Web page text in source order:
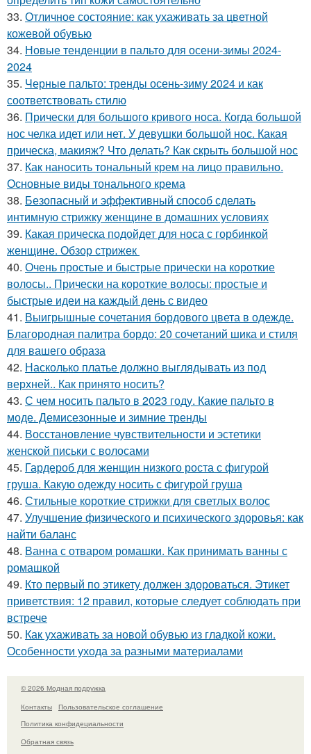
33. Отличное состояние: как ухаживать за цветной
кожевой обувью
34. Новые тенденции в пальто для осени-зимы 2024-
2024
35. Черные пальто: тренды осень-зиму 2024 и как
соответствовать стилю
36. Прически для большого кривого носа. Когда большой
нос челка идет или нет. У девушки большой нос. Какая
прическа, макияж? Что делать? Как скрыть большой нос
37. Как наносить тональный крем на лицо правильно.
Основные виды тонального крема
38. Безопасный и эффективный способ сделать
интимную стрижку женщине в домашних условиях
39. Какая прическа подойдет для носа с горбинкой
женщине. Обзор стрижек
40. Очень простые и быстрые прически на короткие
волосы.. Прически на короткие волосы: простые и
быстрые идеи на каждый день с видео
41. Выигрышные сочетания бордового цвета в одежде.
Благородная палитра бордо: 20 сочетаний шика и стиля
для вашего образа
42. Насколько платье должно выглядывать из под
верхней.. Как принято носить?
43. С чем носить пальто в 2023 году. Какие пальто в
моде. Демисезонные и зимние тренды
44. Восстановление чувствительности и эстетики
женской письки с волосами
45. Гардероб для женщин низкого роста с фигурой
груша. Какую одежду носить с фигурой груша
46. Стильные короткие стрижки для светлых волос
47. Улучшение физического и психического здоровья: как
найти баланс
48. Ванна с отваром ромашки. Как принимать ванны с
ромашкой
49. Кто первый по этикету должен здороваться. Этикет
приветствия: 12 правил, которые следует соблюдать при
встрече
50. Как ухаживать за новой обувью из гладкой кожи.
Особенности ухода за разными материалами
© 2026 Модная подружка
Контакты
Пользовательское соглашение
Политика конфидециальности
Обратная связь